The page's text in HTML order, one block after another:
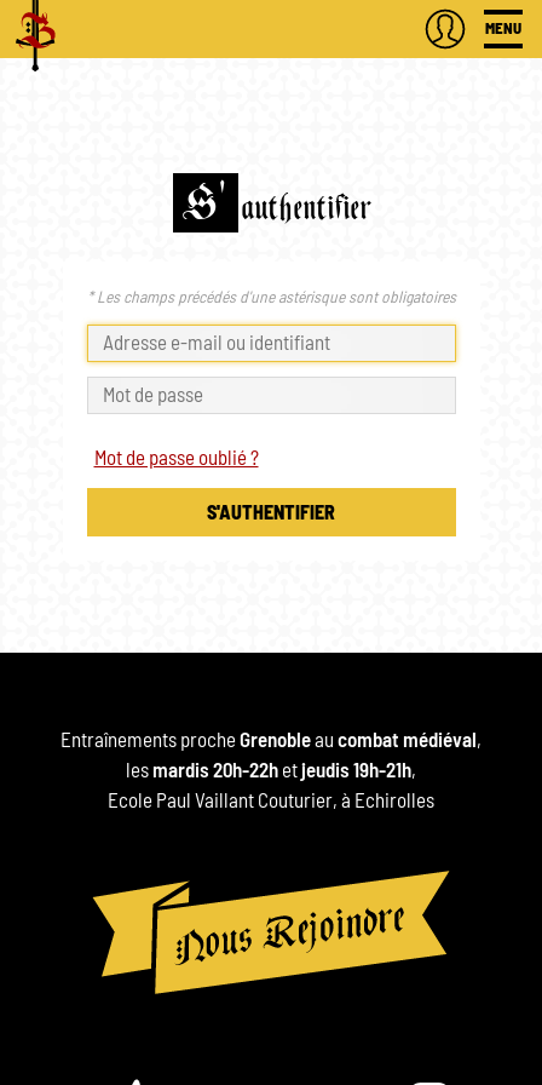
MENU
S' authentifier
* Les champs précédés d'une astérisque sont obligatoires
Mot de passe oublié ?
S'AUTHENTIFIER
Entraînements procheGrenobleau combat médiéval ,
les mardis 20h-22h etjeudis 19h-21h,
Ecole Paul Vaillant Couturier, à Echirolles